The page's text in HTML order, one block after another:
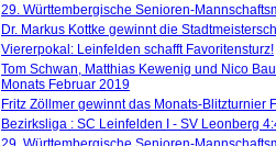
29. Württembergische Senioren-
Dr. Markus Kottke gewinnt die
Viererpokal: Leinfelden schafft Favoritensturz!
Tom Schwan, Matthias Kewenig und Nico
Monats Februar 2019
Fritz Zöllmer gewinnt das Monats-Blitzturnier
Bezirksliga : SC Leinfelden I - SV Leonberg